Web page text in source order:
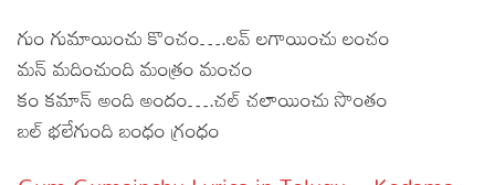
గుం గుమాయించు కొంచం….లవ్ లగాయించు లంచం
మన్ మదించుంది మంత్రం మంచం
కం కమాన్ అంది అందం….చల్ చలాయించు సొంతం
బల్ భలేగుంది బంధం గ్రంధం